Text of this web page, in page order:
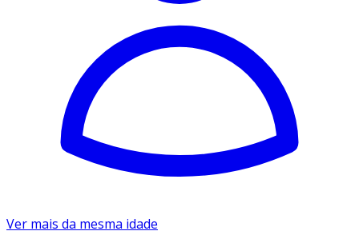
Ver mais da mesma idade